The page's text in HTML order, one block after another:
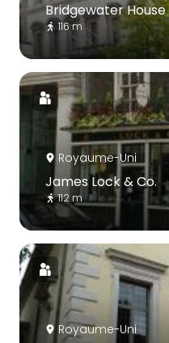
Bridgewater House
116 m
Royaume-Uni
James Lock & Co.
112 m
Royaume-Uni